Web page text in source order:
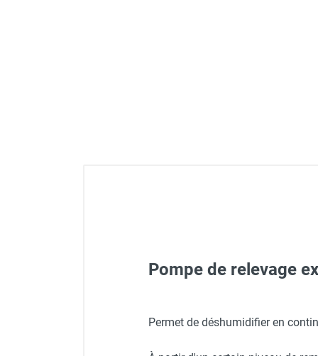
Déshumidificateur de maison et de
Déshydrateur
Purificateur d'air
Pompe de relevage
Permet de déshumidifier en